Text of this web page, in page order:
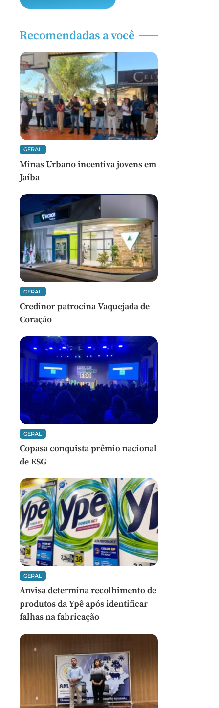
Recomendadas a você
GERAL
Minas Urbano incentiva jovens em
Jaíba
GERAL
Credinor patrocina Vaquejada de
Coração
GERAL
Copasa conquista prêmio nacional
de ESG
GERAL
Anvisa determina recolhimento de
produtos da Ypê após identificar
falhas na fabricação